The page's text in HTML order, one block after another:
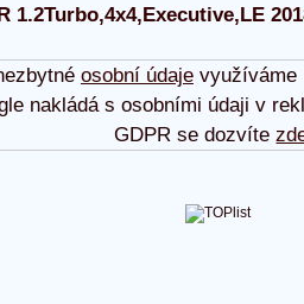
1.2Turbo,4x4,Executive,LE
osobní údajevyužíváme
nakládá s osobními údaji v
GDPR se dozvíte